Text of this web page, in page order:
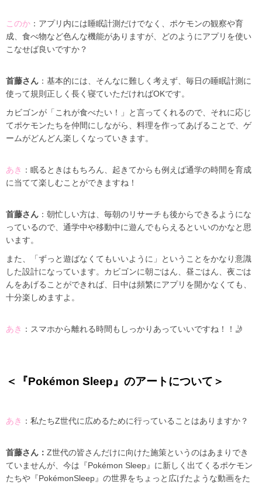
このか ：アプリ内には睡眠計測だけでなく、ポケモンの観察や育
成、食べ物など色んな機能がありますが、どのようにアプリを使い
こなせば良いですか？
首藤さん ：基本的には、そんなに難しく考えず、毎日の睡眠計測に
使って規則正しく長く寝ていただければOKです。
カビゴンが「これが食べたい！」と言ってくれるので、それに応じ
てポケモンたちを仲間にしながら、料理を作ってあげることで、ゲ
ームがどんどん楽しくなっていきます。
あき ：眠るときはもちろん、起きてからも例えば通学の時間を育成
に当てて楽しむことができますね！
首藤さん ：朝忙しい方は、毎朝のリサーチも後からできるようにな
っているので、通学中や移動中に遊んでもらえるといいのかなと思
います。
また、「ずっと遊ばなくてもいいように」ということをかなり意識
した設計になっています。カビゴンに朝ごはん、昼ごはん、夜ごは
んをあげることができれば、日中は頻繁にアプリを開かなくても、
十分楽しめますよ。
あき ：スマホから離れる時間もしっかりあっていいですね！！🤳
＜『Pokémon Sleep』のアートについて＞
あき ：私たちZ世代に広めるために行っていることはありますか？
首藤さん： Z世代の皆さんだけに向けた施策というのはあまりでき
ていませんが、今は『Pokémon Sleep』に新しく出てくるポケモン
たちや『PokémonSleep』の世界をちょっと広げたような動画をた